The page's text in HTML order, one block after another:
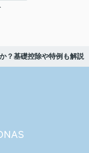
？基礎控除や特例も解説